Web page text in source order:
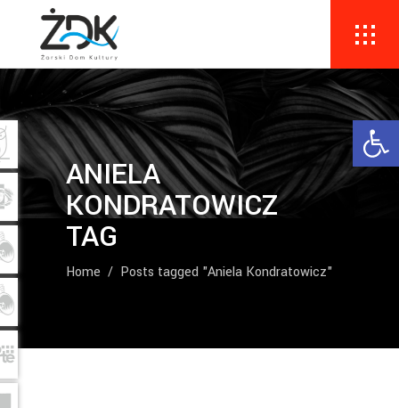
ANIELA
KONDRATOWICZ
TAG
Home / Posts tagged "Aniela Kondratowicz"